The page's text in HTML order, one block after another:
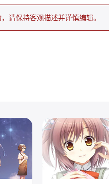
请保持客观描述并谨慎编辑。